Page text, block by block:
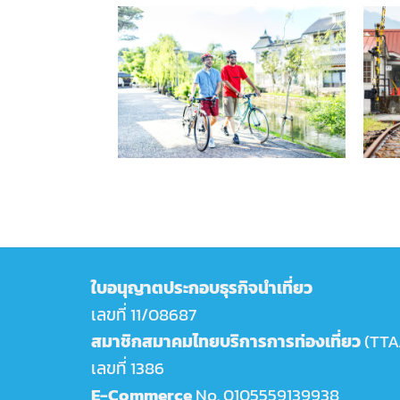
ใบอนุญาตประกอบธุรกิจนำเที่ยว
เลขที่ 11/08687
สมาชิกสมาคมไทยบริการการท่องเที่ยว
เลขที่ 1386
E-CommerceNo. 0105559139938